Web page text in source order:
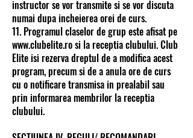
instructor se vor transmite si se vor discuta
numai dupa incheierea orei de curs.
11. Programul claselor de grup este afisat pe
www.clubelite.rosi la receptia clubului. Club
Elite isi rezerva dreptul de a modifica acest
program, precum si de a anula ore de curs
cu o notificare transmisa in prealabil sau
prin informarea membrilor la receptia
clubului.